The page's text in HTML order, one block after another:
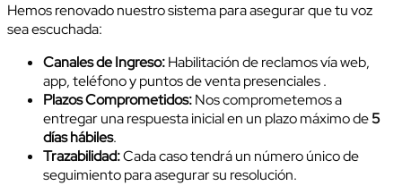
Hemos renovado nuestro sistema para asegurar que tu voz
sea escuchada:
Canales de Ingreso:Habilitación de reclamos vía web,
app, teléfono y puntos de venta presenciales .
Plazos Comprometidos:Nos comprometemos a
entregar una respuesta inicial en un plazo máximo de5
días hábiles.
Trazabilidad:Cada caso tendrá un número único de
seguimiento para asegurar su resolución.